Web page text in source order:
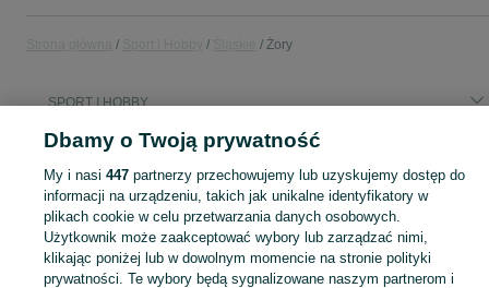
Żory
SPORT I HOBBY
Sprzedaż sprzętu sportowego i hobby Żory ▶️ Szeroki wybór produktów ✅ Nowe i używane w atrakcyjnych cenach ✌ Sprawdź ogłoszenia na OLX.pl!
Mapa kategorii
Dbamy o Twoją prywatność
My i nasi 447partnerzy przechowujemy lub uzyskujemy dostęp do
informacji na urządzeniu, takich jak unikalne identyfikatory w
plikach cookie w celu przetwarzania danych osobowych.
Użytkownik może zaakceptować wybory lub zarządzać nimi,
klikając poniżej lub w dowolnym momencie na stronie polityki
prywatności. Te wybory będą sygnalizowane naszym partnerom i